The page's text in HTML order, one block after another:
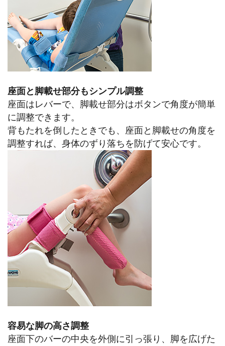
座面と脚載せ部分もシンプル調整
座面はレバーで、脚載せ部分はボタンで角度が簡単
に調整できます。
背もたれを倒したときでも、座面と脚載せの角度を
調整すれば、身体のずり落ちを防げて安心です。
容易な脚の高さ調整
座面下のバーの中央を外側に引っ張り、脚を広げた